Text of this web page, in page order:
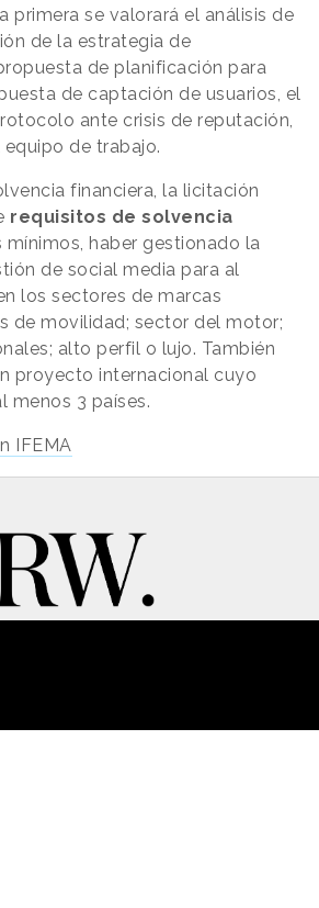
primera se valorará el análisis de
de la estrategia de
de planificación para
de captación de usuarios, el
ante crisis de reputación,
de trabajo.
financiera, la licitación
requisitos de solvencia
mínimos, haber gestionado la
de social media para al
los sectores de marcas
de movilidad; sector del motor;
alto perfil o lujo. También
proyecto internacional cuyo
menos 3 países.
IFEMA
Contacto